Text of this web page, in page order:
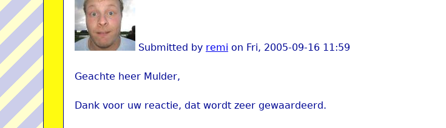
Submitted by remi on Fri, 2005-09-16 11:59
Geachte heer Mulder,
Dank voor uw reactie, dat wordt zeer gewaardeerd.